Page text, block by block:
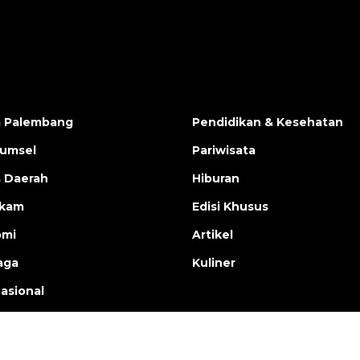
Pendidikan & Kesehatan
Pariwisata
Hiburan
Edisi Khusus
Artikel
Kuliner